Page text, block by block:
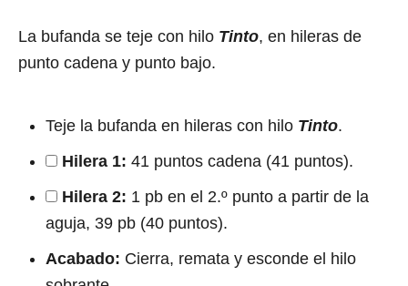
La bufanda se teje con hilo Tinto, en hileras de
punto cadena y punto bajo.
Teje la bufanda en hileras con hilo Tinto.
Hilera 1: 41 puntos cadena (41 puntos).
Hilera 2: 1 pb en el 2.º punto a partir de la
aguja, 39 pb (40 puntos).
Acabado: Cierra, remata y esconde el hilo